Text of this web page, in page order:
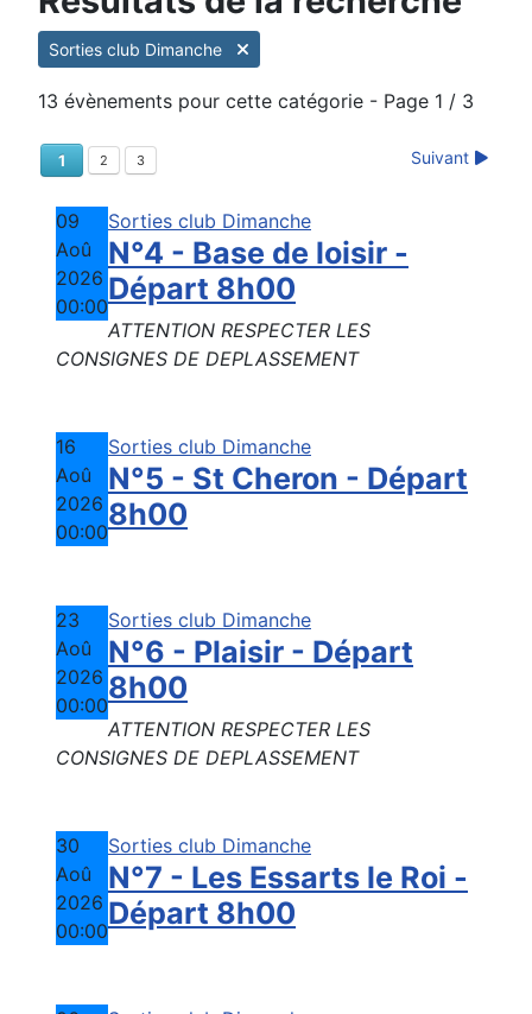
Sorties club Dimanche
13 évènements pour cette catégorie - Page 1 / 3
1 2 3 Suivant
09
Aoû
2026
00:00
Sorties club Dimanche
N°4 - Base de loisir -
Départ 8h00
ATTENTION RESPECTER LES
CONSIGNES DE DEPLASSEMENT
16
Aoû
2026
00:00
Sorties club Dimanche
N°5 - St Cheron - Départ
8h00
23
Aoû
2026
00:00
Sorties club Dimanche
N°6 - Plaisir - Départ
8h00
ATTENTION RESPECTER LES
CONSIGNES DE DEPLASSEMENT
30
Aoû
2026
00:00
Sorties club Dimanche
N°7 - Les Essarts le Roi -
Départ 8h00